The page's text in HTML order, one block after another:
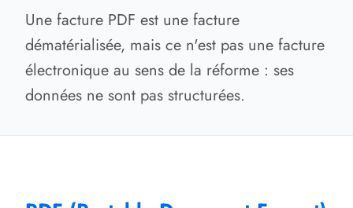
Une facture PDF est une facture
dématérialisée, mais ce n'est pas une facture
électronique au sens de la réforme : ses
données ne sont pas structurées.